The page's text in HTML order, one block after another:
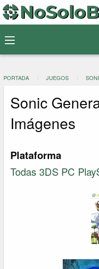
PORTADA JUEGOS
Sonic
Imágenes
Plataforma
Todas 3DS PC